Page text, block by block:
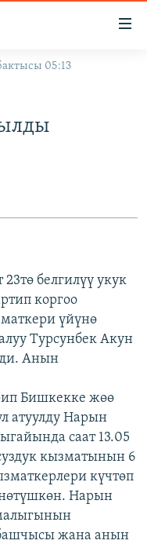
05:13
белгилүү укук
коргоо
үйүнө
Турсунбек Акун
Анын
Бишкекке жөө
атуулду Нарын
саат 13.05
кызматынын 6
күчтөп
Нарын
жана анын